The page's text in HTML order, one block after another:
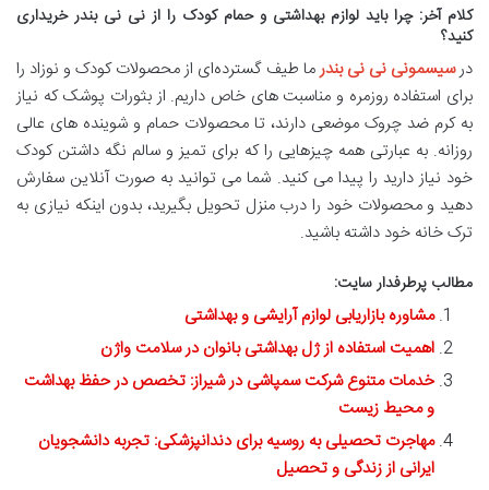
کلام آخر: چرا باید لوازم بهداشتی و حمام کودک را از نی نی بندر خریداری
کنید؟
درسیسمونی نی نی بندرما طیف گسترده‌ای از محصولات کودک و نوزاد را
برای استفاده روزمره و مناسبت های خاص داریم. از بثورات پوشک که نیاز
به کرم ضد چروک موضعی دارند، تا محصولات حمام و شوینده های عالی
روزانه. به عبارتی همه چیزهایی را که برای تمیز و سالم نگه داشتن کودک
خود نیاز دارید را پیدا می کنید. شما می توانید به صورت آنلاین سفارش
دهید و محصولات خود را درب منزل تحویل بگیرید، بدون اینکه نیازی به
ترک خانه خود داشته باشید.
مطالب پرطرفدار سایت:
مشاوره بازاریابی لوازم آرایشی و بهداشتی
اهمیت استفاده از ژل بهداشتی بانوان در سلامت واژن
خدمات متنوع شرکت سمپاشی در شیراز: تخصص در حفظ بهداشت
و محیط زیست
مهاجرت تحصیلی به روسیه برای دندانپزشکی: تجربه دانشجویان
ایرانی از زندگی و تحصیل